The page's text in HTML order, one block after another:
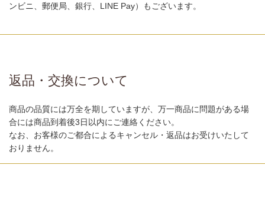
ンビニ、郵便局、銀行、LINE Pay）もございます。
返品・交換について
商品の品質には万全を期していますが、万一商品に問題がある場
合には商品到着後3日以内にご連絡ください。
なお、お客様のご都合によるキャンセル・返品はお受けいたして
おりません。